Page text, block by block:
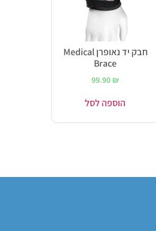
חבק יד נאופרן Medical
Brace
99.90 ₪
הוספה לסל